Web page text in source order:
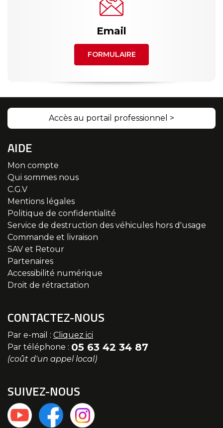
Email
FORMULAIRE
Accès au portail professionnel >
AIDE
Mon compte
Qui sommes nous
C.G.V
Mentions légales
Politique de confidentialité
Service de destruction des véhicules hors d'usage
Commande et livraison
SAV et Retour
Partenaires
Accessibilité numérique
Droit de rétractation
CONTACTEZ-NOUS
Par e-mail : Cliquez ici
Par téléphone : 05 63 42 34 87
(coût d'un appel local)
SUIVEZ-NOUS